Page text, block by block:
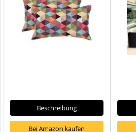
Beschreibung
Bei Amazon kaufen